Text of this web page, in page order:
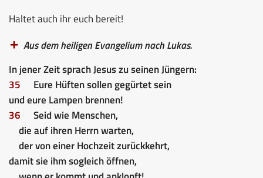
Haltet auch ihr euch bereit!
Aus dem heiligen Evangelium nach Lukas.
In jener Zeit sprach Jesus zu seinen Jüngern:
35
Eure Hüften sollen gegürtet sein
und eure Lampen brennen!
36
Seid wie Menschen,
die auf ihren Herrn warten,
der von einer Hochzeit zurückkehrt,
damit sie ihm sogleich öffnen,